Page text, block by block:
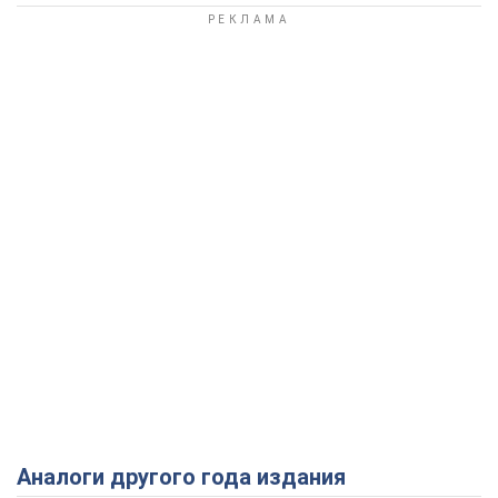
Аналоги другого года издания